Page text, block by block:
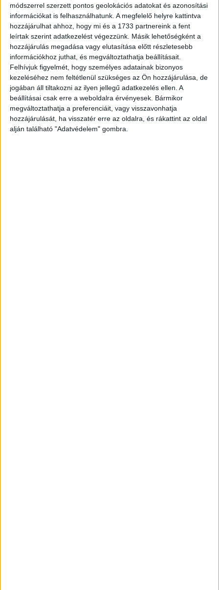
módszerrel szerzett pontos geolokációs adatokat és azonosítási
információkat is felhasználhatunk. A megfelelő helyre kattintva
hozzájárulhat ahhoz, hogy mi és a 1733 partnereink a fent
leírtak szerint adatkezelést végezzünk. Másik lehetőségként a
hozzájárulás megadása vagy elutasítása előtt részletesebb
információkhoz juthat, és megváltoztathatja beállításait.
Felhívjuk figyelmét, hogy személyes adatainak bizonyos
kezeléséhez nem feltétlenül szükséges az Ön hozzájárulása, de
jogában áll tiltakozni az ilyen jellegű adatkezelés ellen. A
beállításai csak erre a weboldalra érvényesek. Bármikor
megváltoztathatja a preferenciáit, vagy visszavonhatja
hozzájárulását, ha visszatér erre az oldalra, és rákattint az oldal
alján található "Adatvédelem" gombra.
azonnali figyelmeztetés jelenik meg, amely megvédi a
felhasználókat a deepfake-ek potenciális kockázataitól.
A HONOR AI Deepfake felismerő technológiája jelentős
figyelmet keltett, miközben VI. Fülöp király is aggodalmát
fejezte ki, miután Spanyolországban a
személyazonossági lopásoknál és csalásoknál egyre
gyakrabban használják a mesterséges intelligenciát. VI.
Fülöp pozitív reakciója és a szimulált arcok felismerésére
vonatkozó kérdései alátámasztják a technológia
potenciális hatását és a folyamatos innováció